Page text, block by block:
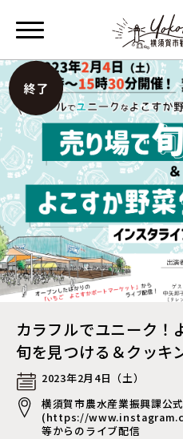
カラフルでユニーク！
旬を見つける＆クッキ
2023年2月4日（土）
横須賀市農水産業振興課公
(https://
等からのライブ配信